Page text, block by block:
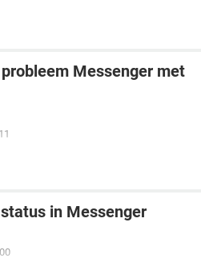
Messenger met
in Messenger